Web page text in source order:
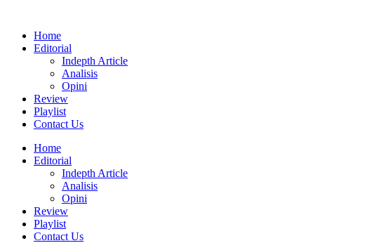
Home
Editorial
Indepth Article
Analisis
Opini
Review
Playlist
Contact Us
Home
Editorial
Indepth Article
Analisis
Opini
Review
Playlist
Contact Us